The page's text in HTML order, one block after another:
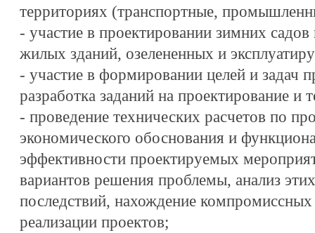
территориях (транспортные,
- участие в проектировании зимних
жилых зданий, озелененных и
- участие в формировании целей и задач
разработка заданий на проектирование и
- проведение технических расчетов по
экономического обоснования и
эффективности проектируемых
вариантов решения проблемы, анализ
последствий, нахождение
реализации проектов;